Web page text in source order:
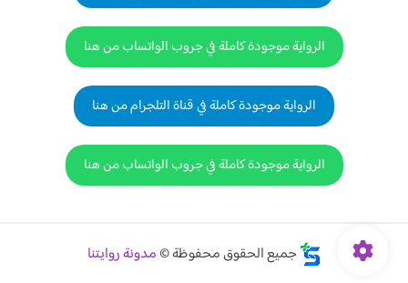
الرواية موجودة كاملة في جروب الواتساب من هنا
الرواية موجودة كاملة في قناة التلجرام من هنا
الرواية موجودة كاملة في جروب الواتساب من هنا
جميع الحقوق محفوظة ©مدونة روايتنا